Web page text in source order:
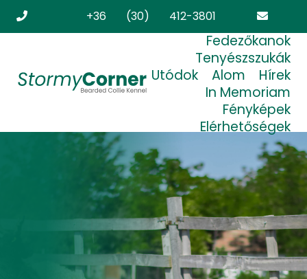
+36 (30) 412-3801
stormycorner.bearded@freemail.huFedezőkanok
Tenyészszukák
Utódok
Alom
Hírek
In Memoriam
Fényképek
Elérhetőségek